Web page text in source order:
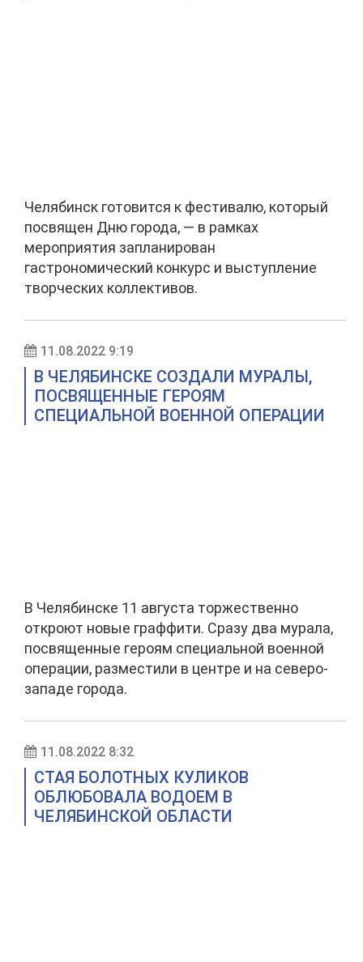
Челябинск готовится к фестивалю, который
посвящен Дню города, — в рамках
мероприятия запланирован
гастрономический конкурс и выступление
творческих коллективов.
11.08.2022 9:19
В ЧЕЛЯБИНСКЕ СОЗДАЛИ МУРАЛЫ,
ПОСВЯЩЕННЫЕ ГЕРОЯМ
СПЕЦИАЛЬНОЙ ВОЕННОЙ ОПЕРАЦИИ
В Челябинске 11 августа торжественно
откроют новые граффити. Сразу два мурала,
посвященные героям специальной военной
операции, разместили в центре и на северо-
западе города.
11.08.2022 8:32
СТАЯ БОЛОТНЫХ КУЛИКОВ
ОБЛЮБОВАЛА ВОДОЕМ В
ЧЕЛЯБИНСКОЙ ОБЛАСТИ